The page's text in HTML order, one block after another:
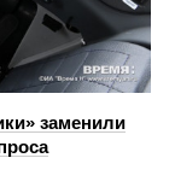
заменили